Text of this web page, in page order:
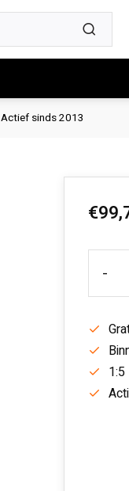
Actief sinds 2013
-